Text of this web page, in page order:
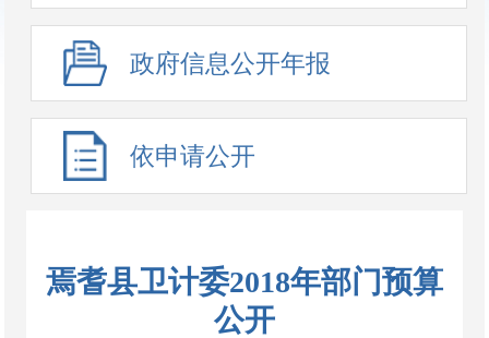
政府信息公开年报
依申请公开
焉耆县卫计委2018年部门预算
公开